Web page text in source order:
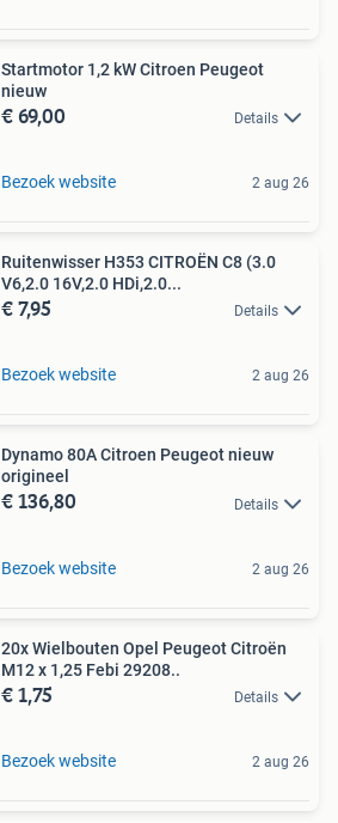
Startmotor 1,2 kW Citroen Peugeot
nieuw
€ 69,00 Details
Bezoek website 2 aug 26
Ruitenwisser H353 CITROËN C8 (3.0
V6,2.0 16V,2.0 HDi,2.0...
€ 7,95 Details
Bezoek website 2 aug 26
Dynamo 80A Citroen Peugeot nieuw
origineel
€ 136,80 Details
Bezoek website 2 aug 26
20x Wielbouten Opel Peugeot Citroën
M12 x 1,25 Febi 29208..
€ 1,75 Details
Bezoek website 2 aug 26